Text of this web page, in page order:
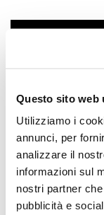
Questo sito web
Utilizziamo i
annunci, per
analizzare il
informazioni sul
nostri partner
pubblicità e